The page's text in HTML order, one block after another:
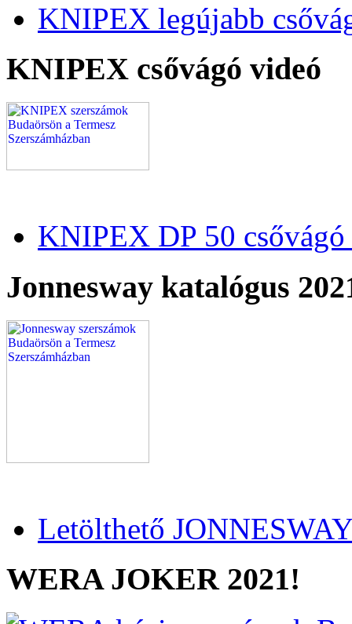
KNIPEX legújabb
KNIPEX csővágó videó
KNIPEX DP 50
Jonnesway katalógus
Letölthető
WERA JOKER 2021!